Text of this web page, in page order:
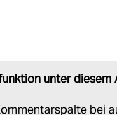
unter diesem
bei